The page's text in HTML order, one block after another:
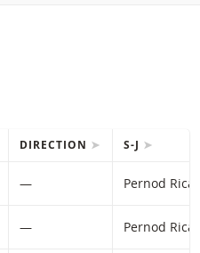
DIRECTION S-J
— Pernod
— Pernod